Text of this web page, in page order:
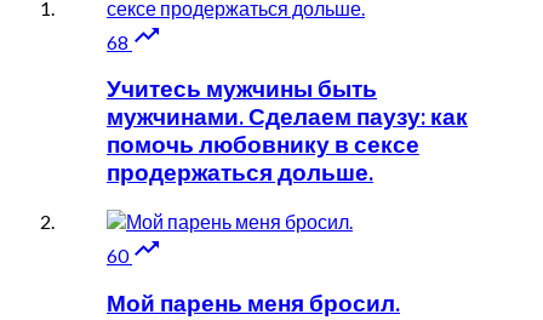
68 
Учитесь мужчины быть
мужчинами. Сделаем паузу: как
помочь любовнику в сексе
продержаться дольше.
60 
Мой парень меня бросил.